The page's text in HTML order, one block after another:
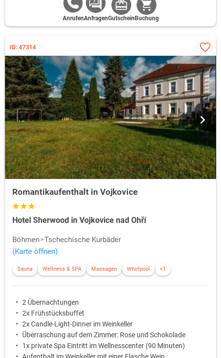
AnrufenAnfragenGutschein Buchung
ID: 47314
Romantikaufenthalt in Vojkovice
Hotel Sherwood in Vojkovice nad Ohří
Böhmen Tschechische Kurbäder
(Karte öffnen)
Sauna Wellness & SPA Massagen Whirlpool +1
2 Übernachtungen
2x Frühstücksbuffet
2x Candle-Light-Dinner im Weinkeller
Überraschung auf dem Zimmer: Rose und Schokolade
1x private Spa Eintritt im Wellnesscenter (90 Minuten)